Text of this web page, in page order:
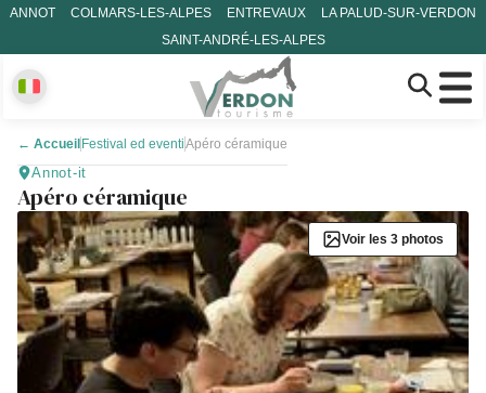
ANNOT COLMARS-LES-ALPES ENTREVAUX
LA PALUD-SUR-VERDON
SAINT-ANDRÉ-LES-ALPES
← Accueil Festival ed eventiApéro céramique
Annot-it
Apéro céramique
Voir les 3 photos